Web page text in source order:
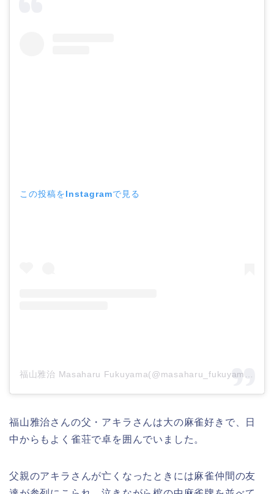
この投稿をInstagramで見る
福山雅治 Masaharu Fukuyama(@masaharu_fukuyama_official)がシェアした投稿
福山雅治さんの父・アキラさんは大の麻雀好きで、日
中からもよく雀荘で卓を囲んでいました。
父親のアキラさんが亡くなったときには麻雀仲間の友